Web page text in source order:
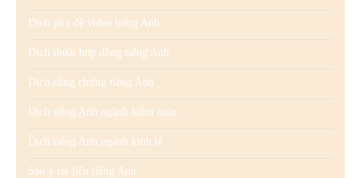
Dịch phụ đề video tiếng Anh
Dịch thuật hợp đồng tiếng Anh
Dịch công chứng tiếng Anh
Dịch tiếng Anh ngành kiểm toán
Dịch tiếng Anh ngành kinh tế
Sao y tài liệu tiếng Anh